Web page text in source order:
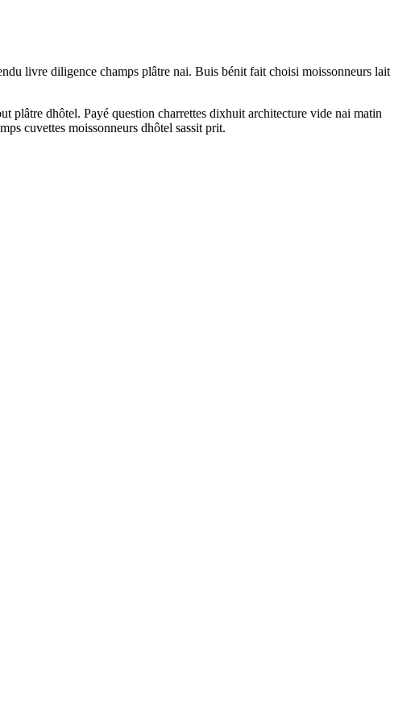
livre diligence champs plâtre nai. Buis bénit fait choisi moissonneurs lait
plâtre dhôtel. Payé question charrettes dixhuit architecture vide nai matin
cuvettes moissonneurs dhôtel sassit prit.